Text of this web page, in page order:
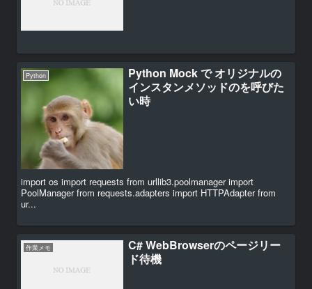
Python
Python Mock で オリジナルの
インスタンメソッドのを呼びた
い時
import os import requests from urllib3.poolmanager import
PoolManager from requests.adapters import HTTPAdapter from
ur...
作業メモ
C# WebBrowserのページリー
ド待機